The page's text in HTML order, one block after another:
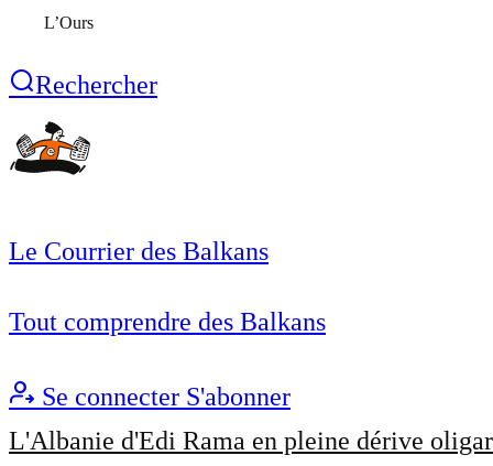
L’Ours
Rechercher
Le Courrier des Balkans
Tout comprendre des Balkans
Se connecter S'abonner
L'Albanie d'Edi Rama en pleine dérive